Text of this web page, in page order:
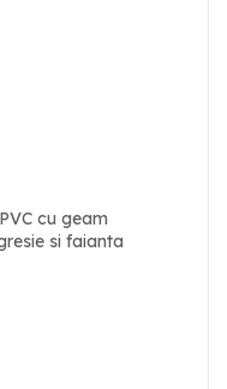
cu geam
si faianta